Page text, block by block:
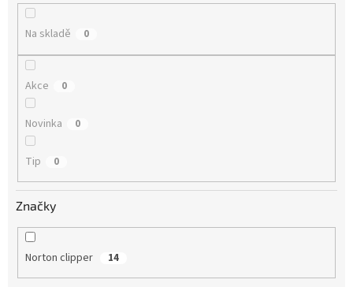
Na skladě 0
Akce 0
Novinka 0
Tip 0
Značky
Norton clipper 14